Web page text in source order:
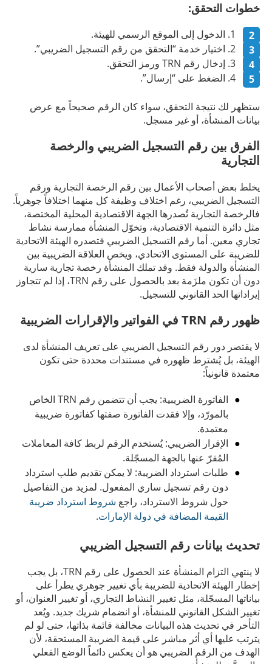
خطوات التحقق:
الدخول إلى الموقع الرسمي للهيئة.
اختيار خدمة “التحقق من رقم التسجيل الضريبي”.
إدخال رقم TRN ورمز التحقق.
الضغط على “إرسال”.
ستظهر لك نتيجة التحقق، سواء كان الرقم صحيحاً مع عرض
بيانات المنشأة، أو غير مسجل.
الفرق بين رقم التسجيل الضريبي والرخصة
التجارية
يخلط بعض أصحاب الأعمال بين رقم الرخصة التجارية ورقم
التسجيل الضريبي، رغم اختلاف وظيفة كل منهما اختلافاً جوهرياً.
فالرخصة التجارية تُصدرها الجهة الاقتصادية المحلية المختصة،
مثل دائرة التنمية الاقتصادية، وتخوّل المنشأة ممارسة نشاط
تجاري معين. أما رقم التسجيل الضريبي فتصدره الهيئة الاتحادية
للضريبة على المستوى الاتحادي، ويخص العلاقة الضريبية بين
المنشأة والدولة فقط. وقد تملك المنشأة رخصة تجارية سارية
دون أن تكون ملزَمة بعد بالحصول على رقم TRN، إذا لم تتجاوز
إيراداتها الحد القانوني للتسجيل.
ظهور رقم TRN في الفواتير والإقرارات الضريبية
لا يقتصر دور رقم التسجيل الضريبي على تعريف المنشأة لدى
الهيئة، بل يُشترط ظهوره في مستندات محددة حتى تكون
معتمدة قانونياً:
الفاتورة الضريبية: يجب أن تتضمن رقم TRN الخاص
بالمورّد، وإلا فقدت الفاتورة صفتها كفاتورة ضريبية
معتمدة.
الإقرار الضريبي: يُستخدم الرقم لربط كافة المعاملات
المُقرّ عنها بالجهة المسجّلة.
طلبات استرداد الضريبة: لا يمكن تقديم طلب استرداد
دون رقم تسجيل ساري المفعول. لمزيد من التفاصيل
حول شروط الاسترداد، راجع شروط استرداد ضريبة
القيمة المضافة في دولة الإمارات.
تحديث بيانات رقم التسجيل الضريبي
لا ينتهي التزام المنشأة عند الحصول على رقم TRN، بل يجب
إخطار الهيئة الاتحادية للضريبة بأي تغيير جوهري يطرأ على
بياناتها المسجّلة، مثل تغيير النشاط التجاري، أو تغيير العنوان، أو
تغيير الشكل القانوني للمنشأة، أو انضمام شريك جديد. ويُعد
التأخر في تحديث هذه البيانات مخالفة قائمة بذاتها، حتى لو لم
يترتب عليها أي أثر مباشر على قيمة الضريبة المستحقة، لأن
الهدف من الرقم الضريبي هو أن يعكس دائماً الوضع الفعلي